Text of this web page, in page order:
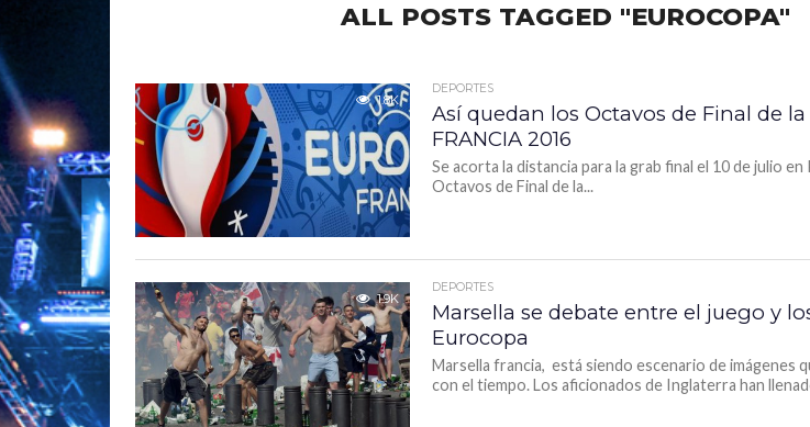
ALL POSTS TAGGED "EUROCOPA"
1.8K
DEPORTES
Así quedan los Octavos de Final de
FRANCIA 2016
Se acorta la distancia para la grab final el 10 de julio en
Octavos de Final de la...
1.9K
DEPORTES
Marsella se debate entre el juego y
Eurocopa
Marsella francia, está siendo escenario de imágenes
con el tiempo. Los aficionados de Inglaterra han